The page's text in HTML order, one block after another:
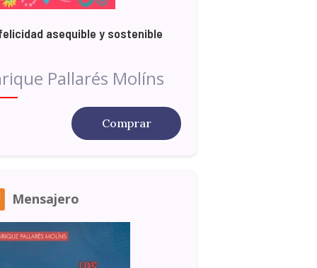
asequible y sostenible
Pallarés Molíns
Comprar
Mensajero